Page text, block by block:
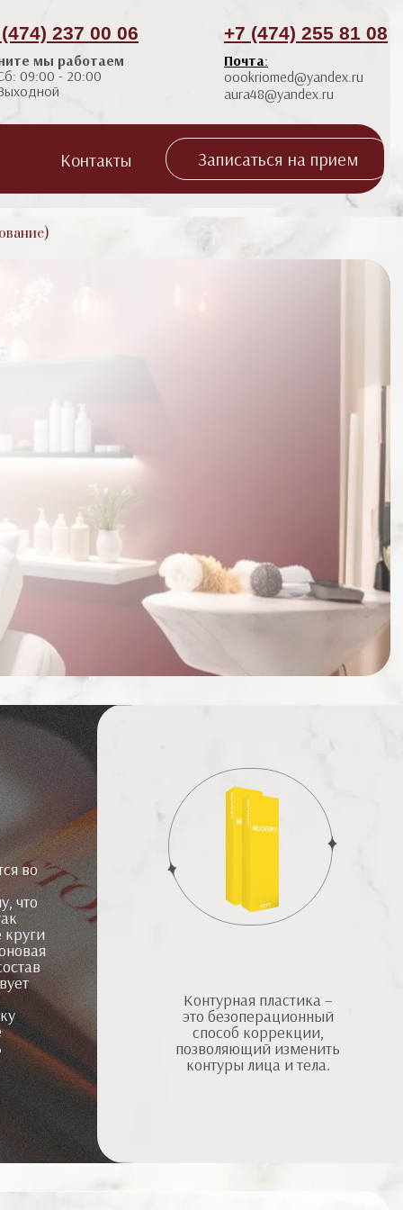
Записаться на прием
Контакты
aura48@yandex.ru
oookriomed@yandex.ru
Почта:
237 00 06
мы работаем
09:00 - 20:00
+7 (474) 255 81 08
Gold
RF-лифтинг
Luyronic с ИИ
лазер Derma V
RF-лифтинг Volnewmer
новая услуга
пластика (заполнение
борозды, бланширование)
во
что
Контурная пластика –
это безоперационный
способ коррекции,
позволяющий изменить
контуры лица и тела.